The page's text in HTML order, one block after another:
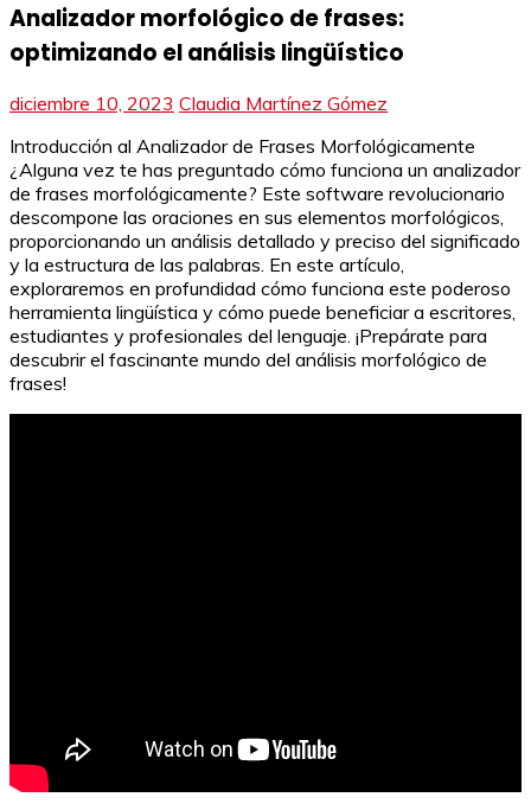
Analizador morfológico de frases:
optimizando el análisis lingüístico
diciembre 10, 2023 Claudia Martínez Gómez
Introducción al Analizador de Frases Morfológicamente
¿Alguna vez te has preguntado cómo funciona un analizador
de frases morfológicamente? Este software revolucionario
descompone las oraciones en sus elementos morfológicos,
proporcionando un análisis detallado y preciso del significado
y la estructura de las palabras. En este artículo,
exploraremos en profundidad cómo funciona este poderoso
herramienta lingüística y cómo puede beneficiar a escritores,
estudiantes y profesionales del lenguaje. ¡Prepárate para
descubrir el fascinante mundo del análisis morfológico de
frases!